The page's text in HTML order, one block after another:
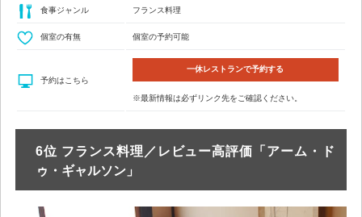
食事ジャンル フランス料理
個室の有無 個室の予約可能
予約はこちら
一休レストランで予約する
※最新情報は必ずリンク先をご確認ください。
6位 フランス料理／レビュー高評価「アーム・ド
ゥ・ギャルソン」